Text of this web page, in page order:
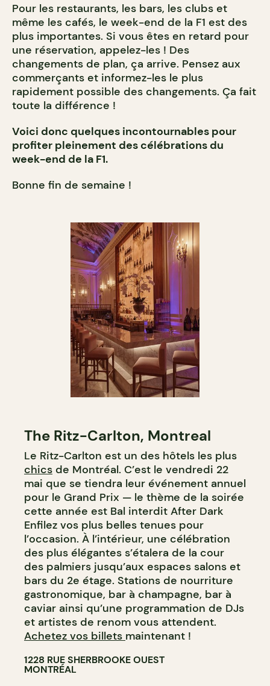
Pour les restaurants, les bars, les clubs et
même les cafés, le week-end de la F1 est des
plus importantes. Si vous êtes en retard pour
une réservation, appelez-les ! Des
changements de plan, ça arrive. Pensez aux
commerçants et informez-les le plus
rapidement possible des changements. Ça fait
toute la différence !
Voici donc quelques incontournables pour
profiter pleinement des célébrations du
week-end de la F1.
Bonne fin de semaine !
The Ritz-Carlton, Montreal
Le Ritz-Carlton est un des hôtels les plus
chics de Montréal. C’est le vendredi 22
mai que se tiendra leur événement annuel
pour le Grand Prix — le thème de la soirée
cette année est Bal interdit After Dark⁠
Enfilez vos plus belles tenues pour
l’occasion. À l’intérieur, une célébration
des plus élégantes s’étalera de la cour
des palmiers jusqu’aux espaces salons et
bars du 2e étage. Stations de nourriture
gastronomique, bar à champagne, bar à
caviar ainsi qu’une programmation de DJs
et artistes de renom vous attendent.
Achetez vos billets maintenant !
1228 RUE SHERBROOKE OUEST
MONTRÉAL